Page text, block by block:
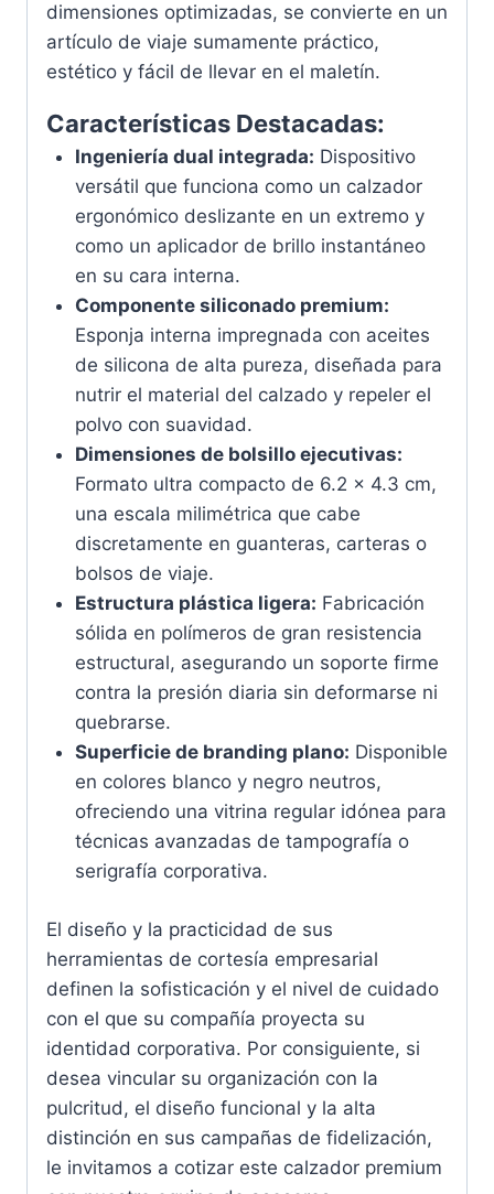
dimensiones optimizadas, se convierte en un
artículo de viaje sumamente práctico,
estético y fácil de llevar en el maletín.
Características Destacadas:
Ingeniería dual integrada: Dispositivo
versátil que funciona como un calzador
ergonómico deslizante en un extremo y
como un aplicador de brillo instantáneo
en su cara interna.
Componente siliconado premium:
Esponja interna impregnada con aceites
de silicona de alta pureza, diseñada para
nutrir el material del calzado y repeler el
polvo con suavidad.
Dimensiones de bolsillo ejecutivas:
Formato ultra compacto de 6.2 x 4.3 cm,
una escala milimétrica que cabe
discretamente en guanteras, carteras o
bolsos de viaje.
Estructura plástica ligera: Fabricación
sólida en polímeros de gran resistencia
estructural, asegurando un soporte firme
contra la presión diaria sin deformarse ni
quebrarse.
Superficie de branding plano: Disponible
en colores blanco y negro neutros,
ofreciendo una vitrina regular idónea para
técnicas avanzadas de tampografía o
serigrafía corporativa.
El diseño y la practicidad de sus
herramientas de cortesía empresarial
definen la sofisticación y el nivel de cuidado
con el que su compañía proyecta su
identidad corporativa. Por consiguiente, si
desea vincular su organización con la
pulcritud, el diseño funcional y la alta
distinción en sus campañas de fidelización,
le invitamos a cotizar este calzador premium